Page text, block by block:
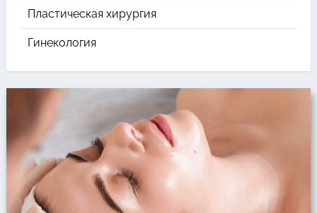
Пластическая хирургия
Гинекология